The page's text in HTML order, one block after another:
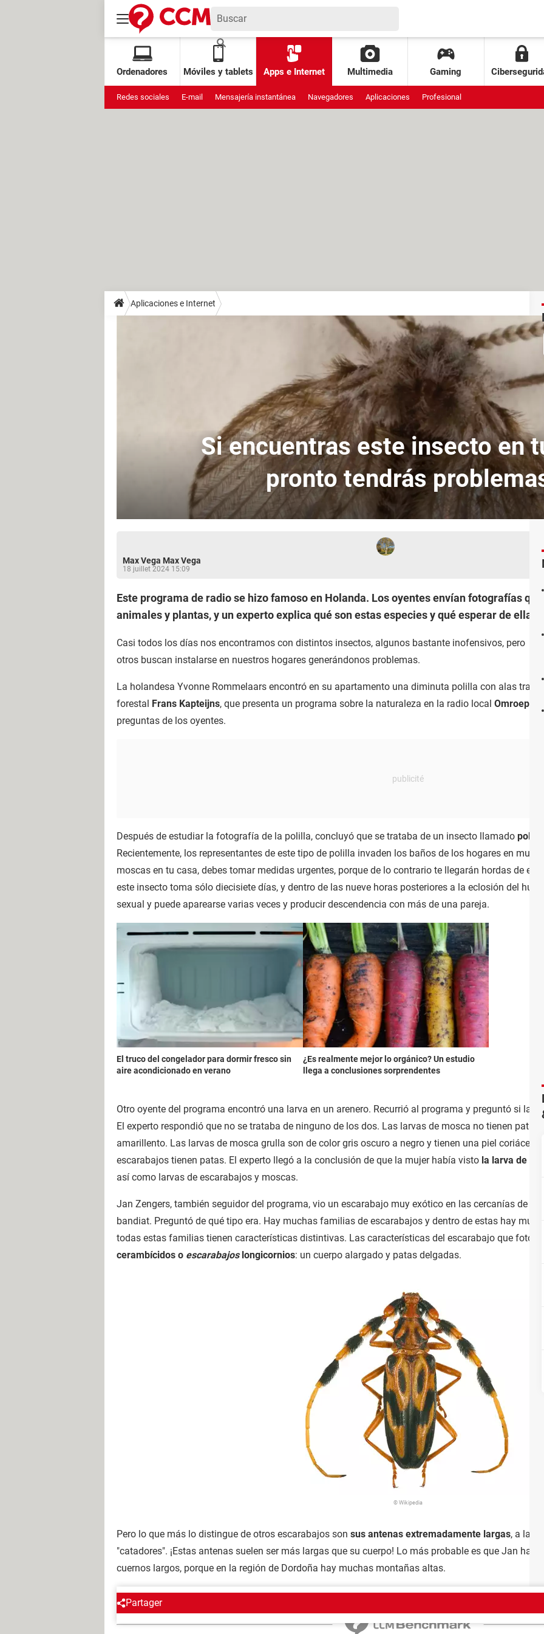
Ordenadores Móviles y tablets Apps e Internet Multimedia Gaming
Redes sociales E-mail Mensajería instantánea Navegadores Aplicaciones Profesional
Aplicaciones e Internet
Si encuentras este insecto en
pronto tendrás
Max Vega Max Vega
18 juillet 2024 15:09
Este programa de radio se hizo famoso en Holanda. Los oyentes envían fotografías
animales y plantas, y un experto explica qué son estas especies y qué esperar de ellas.
Casi todos los días nos encontramos con distintos insectos, algunos bastante inofensivos, pero
otros buscan instalarse en nuestros hogares generándonos problemas.
La holandesa Yvonne Rommelaars encontró en su apartamento una diminuta polilla con alas
forestal Frans Kapteijns, que presenta un programa sobre la naturaleza en la radio local Omroep
preguntas de los oyentes.
Después de estudiar la fotografía de la polilla, concluyó que se trataba de un insecto llamado polilla
Recientemente, los representantes de este tipo de polilla invaden los baños de los hogares en
moscas en tu casa, debes tomar medidas urgentes, porque de lo contrario te llegarán hordas de
este insecto toma sólo diecisiete días, y dentro de las nueve horas posteriores a la eclosión del
sexual y puede aparearse varias veces y producir descendencia con más de una pareja.
El truco del congelador para dormir fresco sin
aire acondicionado en verano
¿Es realmente mejor lo orgánico? Un estudio
llega a conclusiones sorprendentes
Otro oyente del programa encontró una larva en un arenero. Recurrió al programa y preguntó si la
El experto respondió que no se trataba de ninguno de los dos. Las larvas de mosca no tienen patas
amarillento. Las larvas de mosca grulla son de color gris oscuro a negro y tienen una piel coriácea.
escarabajos tienen patas. El experto llegó a la conclusión de que la mujer había visto la larva de
así como larvas de escarabajos y moscas.
Jan Zengers, también seguidor del programa, vio un escarabajo muy exótico en las cercanías de la
bandiat. Preguntó de qué tipo era. Hay muchas familias de escarabajos y dentro de estas hay
todas estas familias tienen características distintivas. Las características del escarabajo que
cerambícidos o escarabajoslongicornios: un cuerpo alargado y patas delgadas.
© Wikipedia
Pero lo que más lo distingue de otros escarabajos son sus antenas extremadamente largas, a las
"catadores". ¡Estas antenas suelen ser más largas que su cuerpo! Lo más probable es que Jan
cuernos largos, porque en la región de Dordoña hay muchas montañas altas.
Partager